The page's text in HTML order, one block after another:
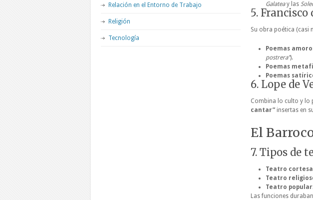
Galateay las
5. Francisco
Su obra poética (casi
Poemas
postrera”).
Poemas
Poemas
6. Lope de
Combina lo culto y lo
cantar” insertas en
El
7. Tipos de
Teatro
Teatro
Teatro
Las funciones
Relación en el Entorno de Trabajo
Religión
Tecnología